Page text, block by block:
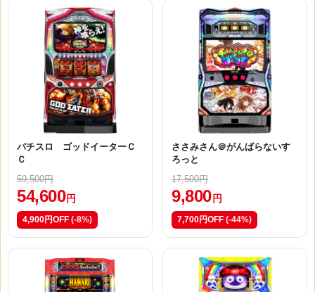
パチスロ ゴッドイーターＣ
Ｃ
59,500円
54,600 円
4,900円OFF (-8%)
ささみさん＠がんばらないす
ろっと
17,500円
9,800 円
7,700円OFF (-44%)